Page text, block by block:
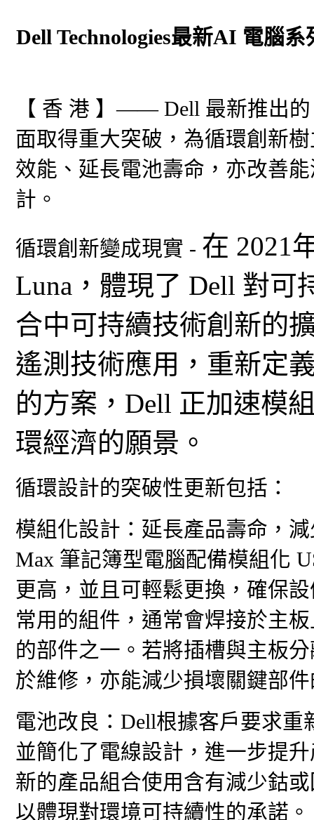
Dell Technologies最新AI 電腦
【 香 港 】—— Dell 最新推出
面取得重大突破，為循環創新
效能、延長電池壽命，亦改善
計。
循環創新變成現實 - 在 2021
Luna，體現了 Dell 對可
合中可持續技術創新的
遙測技術應用，重新定
的方案，Dell 正加速模
環經濟的願景。
循環設計的突破性更新包括：
模組化設計：延長產品壽命，
Max 筆記簿型電腦配備模組化
更高，並且可輕鬆更換，確保
常用的組件，通常會焊接於主
的部件之一。若將插槽與主板
於維修，亦能減少損壞關鍵部
電池改良：Dell根據客戶要求
並簡化了電線設計，進一步提
新的產品組合使用含有減少鈷
以體現對環境可持續性的承諾。